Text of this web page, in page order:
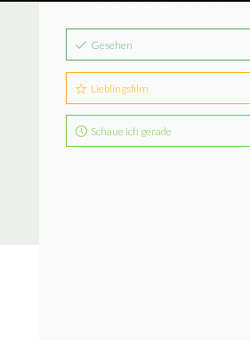
Gesehen
Lieblingsfilm
Schaue ich gerade